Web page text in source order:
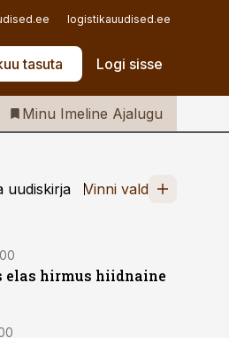
logistikauudised.ee
tasuta Logi sisse
Iseteenindus
Imeline Ajalugu
Minu Imeline Ajalugu
uudiskirja Vinni vald
elas hirmus hiidnaine